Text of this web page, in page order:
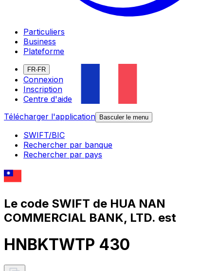
Particuliers
Business
Plateforme
FR-FR
Connexion
Inscription
Centre d'aide
Télécharger l'application
Basculer le menu
SWIFT/BIC
Rechercher par banque
Rechercher par pays
Le code SWIFT de HUA NAN
COMMERCIAL BANK, LTD. est
HNBKTWTP 430